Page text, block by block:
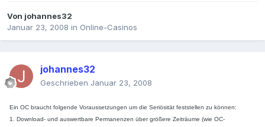
Von johannes32
Januar 23, 2008 in Online-Casinos
johannes32
Geschrieben Januar 23, 2008
Ein OC braucht folgende Voraussetzungen um die Seriösität feststellen zu können:
1. Download- und auswertbare Permanenzen über größere Zeiträume (wie OC-